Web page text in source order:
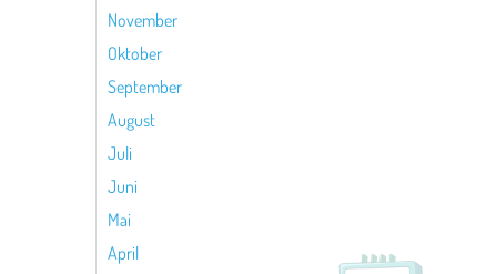
November
Oktober
September
August
Juli
Juni
Mai
April